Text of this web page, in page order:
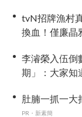
tvN招牌漁村
換血！僅廉晶
李濬榮入伍倒
期」：大家知
肚腩一抓一大
PR・新素簡